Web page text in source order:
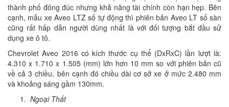
thành phố đông đúc nhưng khả năng tài chính còn hạn hẹp. Bên
cạnh, mẫu xe Aveo LTZ số tự động thì phiên bản Aveo LT số sàn
cũng rất hấp dẫn người dùng nhất là với đối tượng bắt đầu sử
dụng xe ô tô.
Chevrolet Aveo 2016 có kích thước cụ thể (DxRxC) lần lượt là:
4.310 x 1.710 x 1.505 (mm) lớn hơn 10 mm so với phiên bản cũ
về cả 3 chiều, bên cạnh đó chiều dài cơ sở xe ở mức 2.480 mm
và khoảng sáng gầm 130mm.
Ngoại Thất